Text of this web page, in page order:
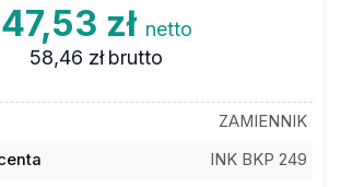
47,53 zł netto
58,46 zł brutto
ZAMIENNIK
INK BKP 249